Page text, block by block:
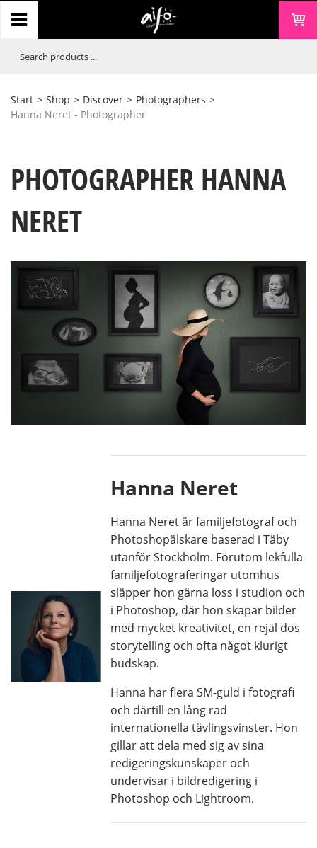
Start > Shop > Discover > Photographers >
Hanna Neret - Photographer
PHOTOGRAPHER HANNA
NERET
Hanna Neret
Hanna Neret är familjefotograf och
Photoshopälskare baserad i Täby
utanför Stockholm. Förutom lekfulla
familjefotograferingar utomhus
släpper hon gärna loss i studion och
i Photoshop, där hon skapar bilder
med mycket kreativitet, en rejäl dos
storytelling och ofta något klurigt
budskap.
Hanna har flera SM-guld i fotografi
och därtill en lång rad
internationella tävlingsvinster. Hon
gillar att dela med sig av sina
redigeringskunskaper och
undervisar i bildredigering i
Photoshop och Lightroom.